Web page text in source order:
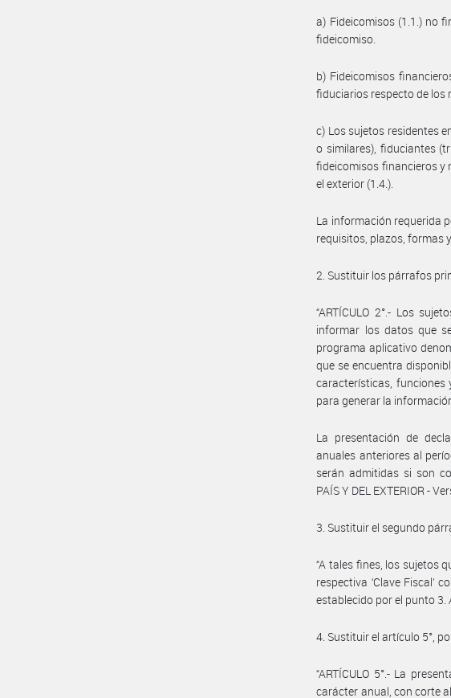
a) Fideicomisos (1.1.) no
fideicomiso.
b) Fideicomisos
fiduciarios respecto de los
c) Los sujetos residentes
o similares), fiduciantes
fideicomisos financieros y
el exterior (1.4.).
La información requerida
requisitos, plazos, formas
2. Sustituir los párrafos
“ARTÍCULO 2°.- Los
informar los datos que
programa aplicativo
que se encuentra
características, funciones
para generar la
La presentación de
anuales anteriores al
serán admitidas si son
PAÍS Y DEL EXTERIOR -
3. Sustituir el segundo
“A tales fines, los sujetos
respectiva ‘Clave Fiscal’
establecido por el punto 3.
4. Sustituir el artículo 5°,
“ARTÍCULO 5°.- La
carácter anual, con corte